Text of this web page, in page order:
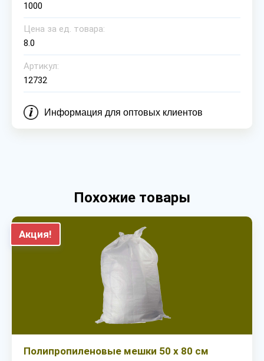
1000
Цена за ед. товара:
8.0
Артикул:
12732
Информация для оптовых клиентов
Похожие товары
Акция!
Полипропиленовые мешки 50 х 80 см